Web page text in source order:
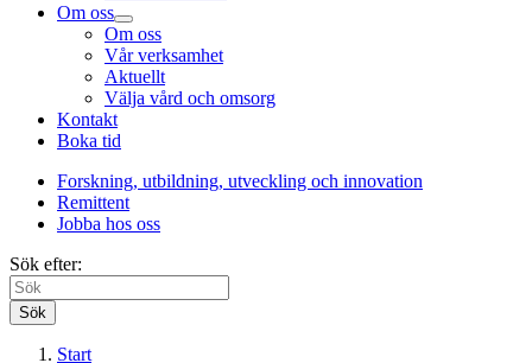
Om oss
Om oss
Vår verksamhet
Aktuellt
Välja vård och omsorg
Kontakt
Boka tid
Forskning, utbildning, utveckling och innovation
Remittent
Jobba hos oss
Sök efter:
Sök
Start